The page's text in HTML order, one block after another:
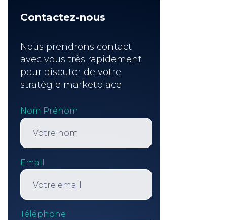
Contactez-nous
Nous prendrons contact
avec vous très rapidement
pour discuter de votre
stratégie marketplace
Nom Prénom
Email
Téléphone